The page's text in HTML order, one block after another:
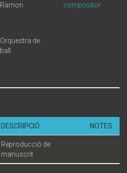
Ramon
compositor
Orquestra de
ball
DESCRIPCIÓ NOTES
Reproducció de
manuscrit